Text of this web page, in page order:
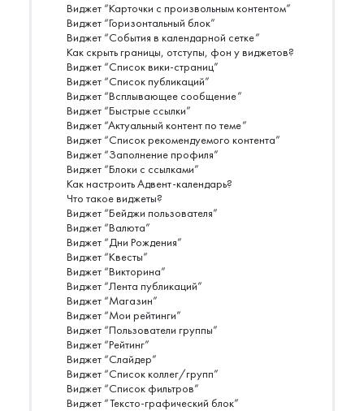
Виджет “Карточки с произвольным контентом”
Виджет “Горизонтальный блок”
Виджет “События в календарной сетке”
Как скрыть границы, отступы, фон у виджетов?
Виджет “Список вики-страниц”
Виджет “Список публикаций”
Виджет “Всплывающее сообщение”
Виджет “Быстрые ссылки”
Виджет “Актуальный контент по теме”
Виджет “Список рекомендуемого контента”
Виджет “Заполнение профиля”
Виджет “Блоки с ссылками”
Как настроить Адвент-календарь?
Что такое виджеты?
Виджет “Бейджи пользователя”
Виджет “Валюта”
Виджет “Дни Рождения”
Виджет “Квесты”
Виджет “Викторина”
Виджет “Лента публикаций”
Виджет “Магазин”
Виджет “Мои рейтинги”
Виджет “Пользователи группы”
Виджет “Рейтинг”
Виджет “Слайдер”
Виджет “Список коллег/групп”
Виджет “Список фильтров”
Виджет “Тексто-графический блок”